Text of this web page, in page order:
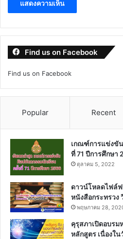
Find us on Facebook
Find us on Facebook
Popular Recent
เกณฑ์การแข่งขั
ที่ 71 ปีการศึกษา
ตุลาคม 5, 2022
ดาวน์โหลดไฟล์
หนังสือกระทรวง
พฤษภาคม 28,
คุรุสภาเปิดอบร
หลักสูตร เนื่องใ